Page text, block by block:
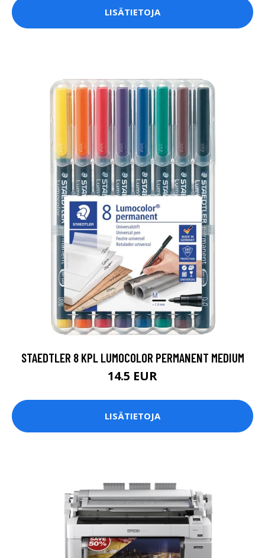
LISÄTIETOJA
STAEDTLER 8 KPL LUMOCOLOR PERMANENT MEDIUM
14.5 EUR
LISÄTIETOJA